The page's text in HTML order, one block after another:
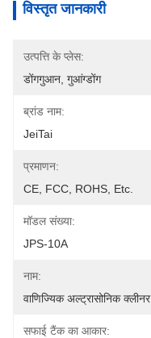
विस्तृत जानकारी
उत्पत्ति के प्लेस:
डोंगगुआन, गुआंग्डोंग
ब्रांड नाम:
JeiTai
प्रमाणन:
CE, FCC, ROHS, Etc.
मॉडल संख्या:
JPS-10A
नाम:
वाणिज्यिक अल्ट्रासोनिक क्लीनर
सफाई टैंक का आकार: